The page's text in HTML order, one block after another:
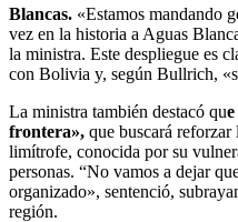
Blancas. «Estamos mandando
vez en la historia a Aguas
la ministra. Este despliegue es
con Bolivia y, según Bullrich,
La ministra también destacó qu
frontera», que buscará
limítrofe, conocida por su
personas. “No vamos a dejar
organizado», sentenció,
región.